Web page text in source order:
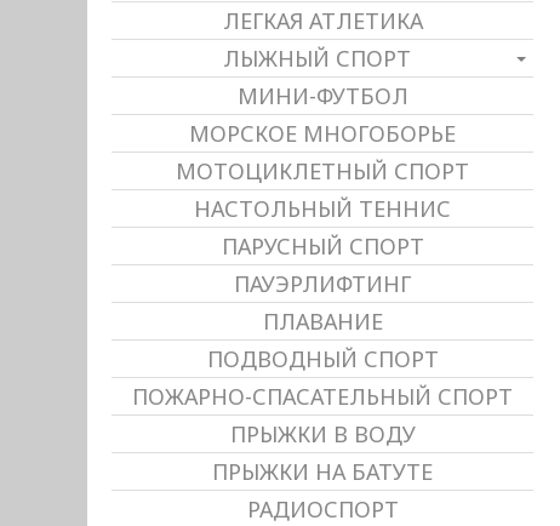
ЛЕГКАЯ АТЛЕТИКА
ЛЫЖНЫЙ СПОРТ
МИНИ-ФУТБОЛ
МОРСКОЕ МНОГОБОРЬЕ
МОТОЦИКЛЕТНЫЙ СПОРТ
НАСТОЛЬНЫЙ ТЕННИС
ПАРУСНЫЙ СПОРТ
ПАУЭРЛИФТИНГ
ПЛАВАНИЕ
ПОДВОДНЫЙ СПОРТ
ПОЖАРНО-СПАСАТЕЛЬНЫЙ СПОРТ
ПРЫЖКИ В ВОДУ
ПРЫЖКИ НА БАТУТЕ
РАДИОСПОРТ